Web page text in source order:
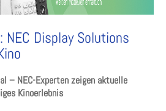
NEC Display Solutions
– NEC-Experten zeigen aktuelle
Kinoerlebnis